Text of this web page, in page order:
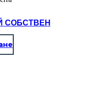
СОБСТВЕН